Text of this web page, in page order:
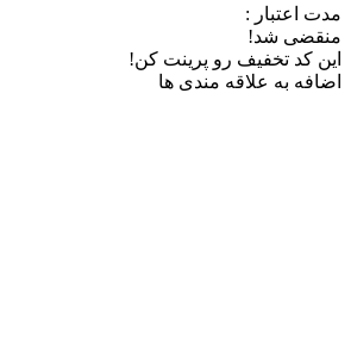
مدت اعتبار :
منقضی شد!
این کد تخفیف رو پرینت کن!
اضافه به علاقه مندی ها